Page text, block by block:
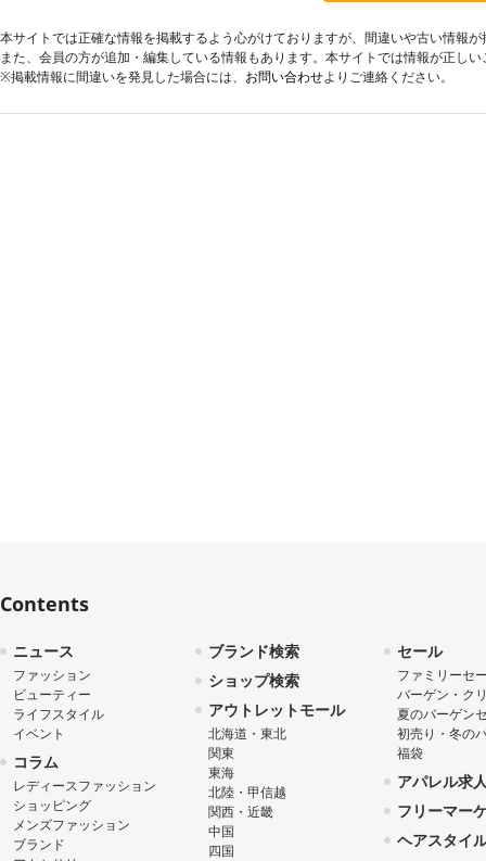
本サイトでは正確な情報を掲載するよう心がけておりますが、間違いや古い情報
また、会員の方が追加・編集している情報もあります。本サイトでは情報が正し
※掲載情報に間違いを発見した場合には、 お問い合わせよりご連絡ください。
Contents
ニュース
ファッション
ビューティー
ライフスタイル
イベント
コラム
レディースファッション
ショッピング
メンズファッション
ブランド
ブランド検索
ショップ検索
アウトレットモール
北海道・東北
関東
東海
北陸・甲信越
関西・近畿
中国
四国
セール
ファミリーセ
バーゲン・ク
夏のバーゲン
初売り・冬の
福袋
アパレル求
フリーマー
ヘアスタイ